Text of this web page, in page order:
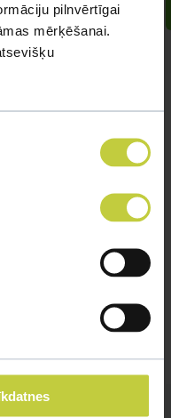
pilnvērtīgai
mērķēšanai.